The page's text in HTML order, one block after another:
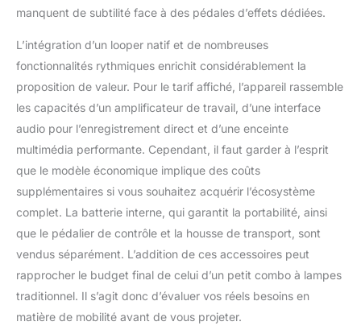
manquent de subtilité face à des pédales d’effets dédiées.
L’intégration d’un looper natif et de nombreuses
fonctionnalités rythmiques enrichit considérablement la
proposition de valeur. Pour le tarif affiché, l’appareil rassemble
les capacités d’un amplificateur de travail, d’une interface
audio pour l’enregistrement direct et d’une enceinte
multimédia performante. Cependant, il faut garder à l’esprit
que le modèle économique implique des coûts
supplémentaires si vous souhaitez acquérir l’écosystème
complet. La batterie interne, qui garantit la portabilité, ainsi
que le pédalier de contrôle et la housse de transport, sont
vendus séparément. L’addition de ces accessoires peut
rapprocher le budget final de celui d’un petit combo à lampes
traditionnel. Il s’agit donc d’évaluer vos réels besoins en
matière de mobilité avant de vous projeter.